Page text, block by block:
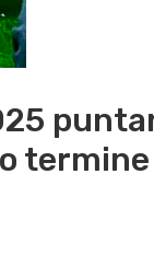
termine